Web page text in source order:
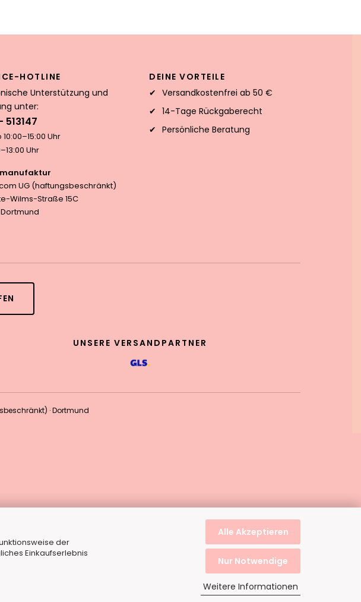
der
Einkaufserlebnis
Alle Akzeptieren
Nur Notwendige
Weitere Informationen
HOTLINE
Unterstützung und
unter:
513147
Uhr
Uhr
UG (haftungsbeschränkt)
Wilms-Straße 15C
DEINE VORTEILE
Versandkostenfrei ab 50 €
14-Tage Rückgaberecht
Persönliche Beratung
UNSERE VERSANDPARTNER
· Dortmund